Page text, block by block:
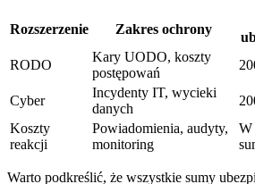
Rozszerzenie Zakres ochrony
RODO
Kary UODO, koszty
postępowań
Cyber
Incydenty IT, wycieki
danych
Koszty
reakcji
Powiadomienia, audyty,
monitoring
W
Warto podkreślić, że wszystkie sumy